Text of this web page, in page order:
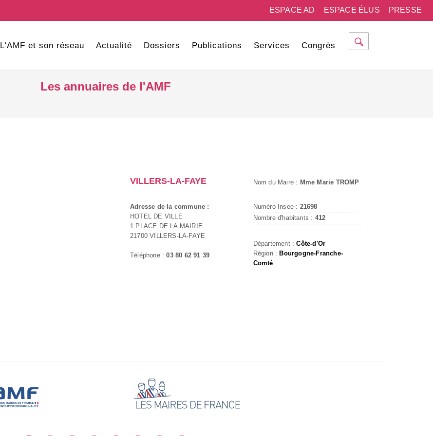
PRESSE
ESPACE ÉLUS
ESPACE AD
L'AMF et son réseau Actualité Dossiers Publications Services Congrès
Les annuaires de l'AMF
VILLERS-LA-FAYE
Adresse de la commune :
HOTEL DE VILLE
1 PLACE DE LA MAIRIE
21700 VILLERS-LA-FAYE
Téléphone :03 80 62 91 39
Nom du Maire : Mme Marie TROMP
Numéro Insee : 21698
Nombre d'habitants : 412
Département :Côte-d'Or
Région : Bourgogne-Franche-
Comté